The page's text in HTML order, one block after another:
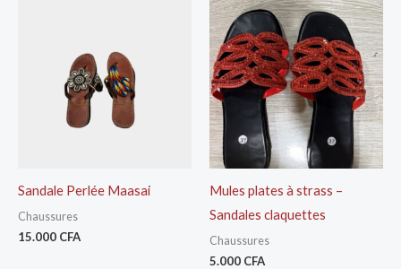
Sandale Perlée Maasai
Chaussures
15.000 CFA
Mules plates à strass –
Sandales claquettes
Chaussures
5.000 CFA